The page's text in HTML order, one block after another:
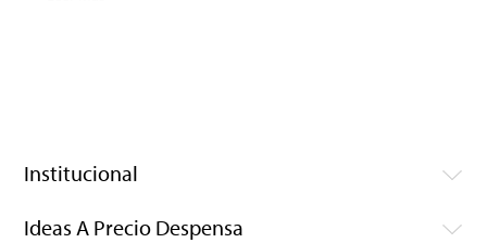
Institucional
Ideas A Precio Despensa